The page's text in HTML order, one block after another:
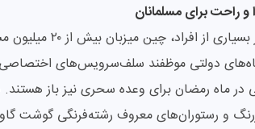
راحت برای مسلمانان
برخلاف تصور
در ماه رمضان برای وعده سحری نیز باز